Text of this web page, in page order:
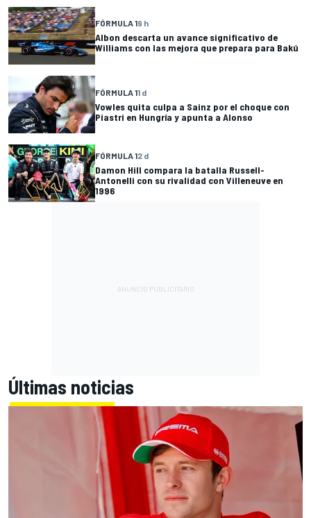
FÓRMULA 19 h
Albon descarta un avance significativo de
Williams con las mejora que prepara para Bakú
FÓRMULA 11 d
Vowles quita culpa a Sainz por el choque con
Piastri en Hungría y apunta a Alonso
FÓRMULA 12 d
Damon Hill compara la batalla Russell-
Antonelli con su rivalidad con Villeneuve en
1996
Últimas noticias